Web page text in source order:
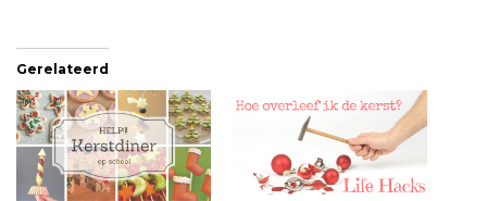
Gerelateerd